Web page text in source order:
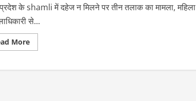
के shamli में दहेज न मिलने पर तीन तलाक का मामला, महिला
से...
MoreRead
more
प्रदेश